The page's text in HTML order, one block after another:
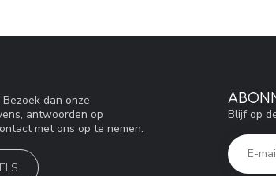
dan onze
antwoorden op
met ons op te nemen.
Blijf op